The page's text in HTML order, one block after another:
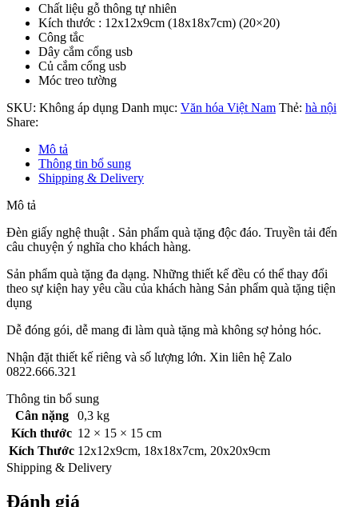
Chất liệu gỗ thông tự nhiên
Kích thước : 12x12x9cm (18x18x7cm) (20×20)
Công tắc
Dây cắm cổng usb
Củ cắm cổng usb
Móc treo tường
SKU: Không áp dụng Danh mục: Văn hóa Việt Nam Thẻ: hà nội
Share:
Mô tả
Thông tin bổ sung
Shipping & Delivery
Mô tả
Đèn giấy nghệ thuật . Sản phẩm quà tặng độc đáo. Truyền tải đến
câu chuyện ý nghĩa cho khách hàng.
Sản phẩm quà tặng đa dạng. Những thiết kế đều có thể thay đổi
theo sự kiện hay yêu cầu của khách hàng Sản phẩm quà tặng tiện
dụng
Dễ đóng gói, dễ mang đi làm quà tặng mà không sợ hỏng hóc.
Nhận đặt thiết kế riêng và số lượng lớn. Xin liên hệ Zalo
0822.666.321
Thông tin bổ sung
Cân nặng
0,3 kg
Kích thước 12 × 15 × 15 cm
Kích Thước 12x12x9cm, 18x18x7cm, 20x20x9cm
Shipping & Delivery
Đánh giá